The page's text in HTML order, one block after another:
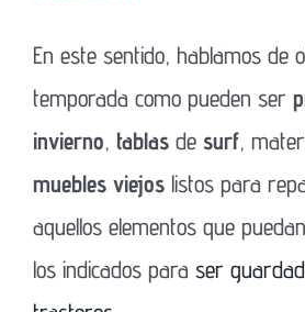
En este sentido, hablamos de
temporada como pueden ser
invierno, tablas de surf,
muebles viejos listos para
aquellos elementos que
los indicados para ser